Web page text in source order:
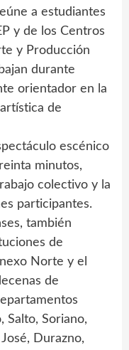
a estudiantes
y de los Centros
y Producción
durante
orientador en la
de
escénico
minutos,
colectivo y la
participantes.
también
de
Norte y el
de
Salto, Soriano,
Durazno,